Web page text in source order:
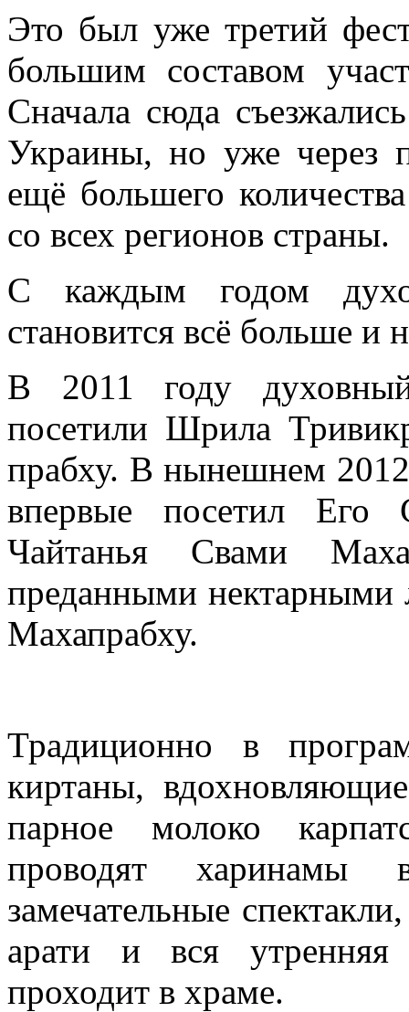
Это был уже третий
большим составом
Сначала сюда
Украины, но уже через
ещё большего
со всех регионов страны.
С каждым годом
становится всё больше и
В 2011 году
посетили Шрила
прабху. В нынешнем 2012
впервые посетил Его
Чайтанья Свами
преданными
Махапрабху.
Традиционно в
киртаны,
парное молоко
проводят харинамы
замечательные
арати и вся
проходит в храме.